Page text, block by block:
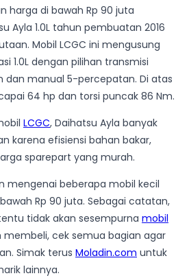
harga di bawah Rp 90 juta
Ayla 1.0L tahun pembuatan 2016
Mobil LCGC ini mengusung
1.0L dengan pilihan transmisi
manual 5-percepatan. Di atas
64 hp dan torsi puncak 86 Nm.
LCGC, Daihatsu Ayla banyak
karena efisiensi bahan bakar,
sparepart yang murah.
mengenai beberapa mobil kecil
Rp 90 juta. Sebagai catatan,
tidak akan sesempurna mobil
membeli, cek semua bagian agar
Simak terus Moladin.com untuk
lainnya.